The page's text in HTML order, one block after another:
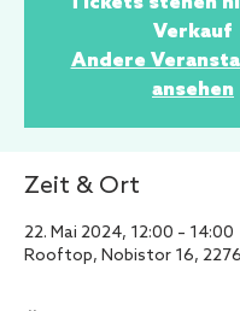
Verkauf
Andere
ansehen
Zeit & Ort
22. Mai 2024, 12:00 – 14:00
Rooftop, Nobistor 16,